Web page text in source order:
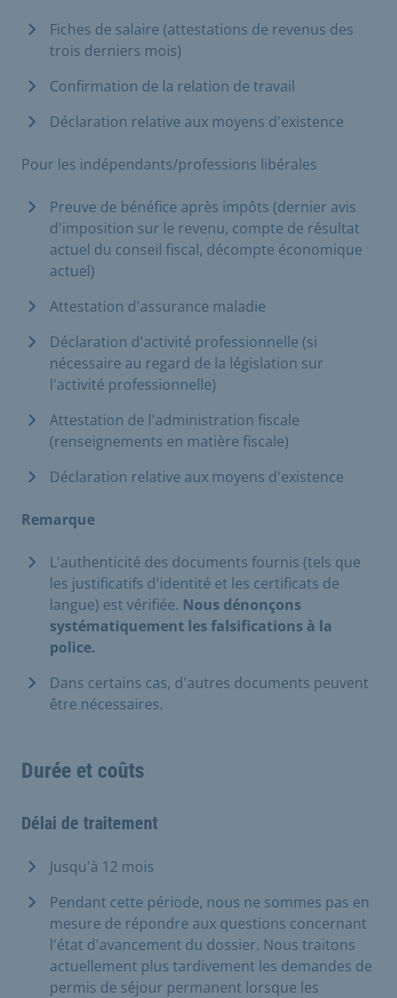
Fiches de salaire (attestations de revenus des
trois derniers mois)
Confirmation de la relation de travail
Déclaration relative aux moyens d'existence
Pour les indépendants/professions libérales
Preuve de bénéfice après impôts (dernier avis
d'imposition sur le revenu, compte de résultat
actuel du conseil fiscal, décompte économique
actuel)
Attestation d'assurance maladie
Déclaration d'activité professionnelle (si
nécessaire au regard de la législation sur
l'activité professionnelle)
Attestation de l'administration fiscale
(renseignements en matière fiscale)
Déclaration relative aux moyens d'existence
Remarque
L'authenticité des documents fournis (tels que
les justificatifs d'identité et les certificats de
langue) est vérifiée. Nous dénonçons
systématiquement les falsifications à la
police.
Dans certains cas, d'autres documents peuvent
être nécessaires.
Durée et coûts
Délai de traitement
Jusqu'à 12 mois
Pendant cette période, nous ne sommes pas en
mesure de répondre aux questions concernant
l'état d'avancement du dossier. Nous traitons
actuellement plus tardivement les demandes de
permis de séjour permanent lorsque les